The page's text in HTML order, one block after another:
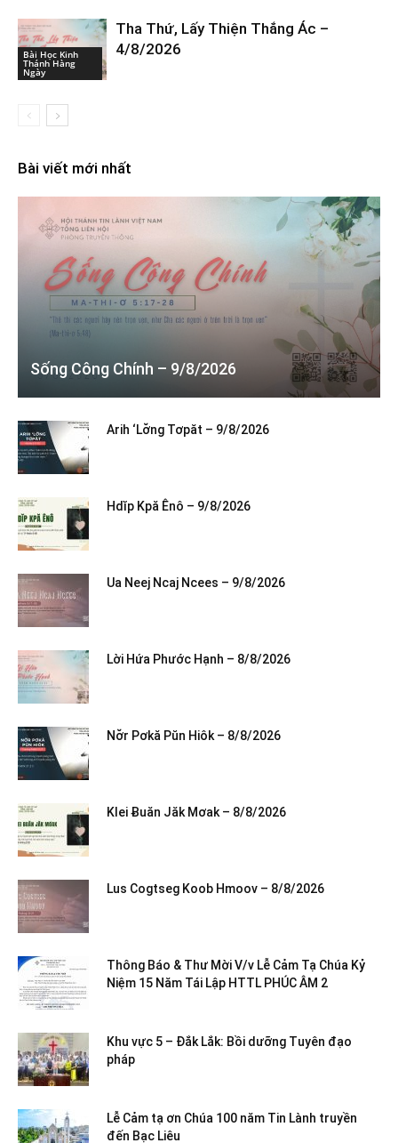
Bài Học Kinh
Thánh Hàng
Ngày
Tha Thứ, Lấy Thiện Thắng Ác –
4/8/2026
Bài viết mới nhất
Sống Công Chính – 9/8/2026
Arih ‘Lơ̆ng Tơpăt – 9/8/2026
Hdĭp Kpă Ênô – 9/8/2026
Ua Neej Ncaj Ncees – 9/8/2026
Lời Hứa Phước Hạnh – 8/8/2026
Nơ̆r Pơkă Pŭn Hiôk – 8/8/2026
Klei Ƀuăn Jăk Mơak – 8/8/2026
Lus Cogtseg Koob Hmoov – 8/8/2026
Thông Báo & Thư Mời V/v Lễ Cảm Tạ Chúa Kỷ
Niệm 15 Năm Tái Lập HTTL PHÚC ÂM 2
Khu vực 5 – Đắk Lắk: Bồi dưỡng Tuyên đạo
pháp
Lễ Cảm tạ ơn Chúa 100 năm Tin Lành truyền
đến Bạc Liêu